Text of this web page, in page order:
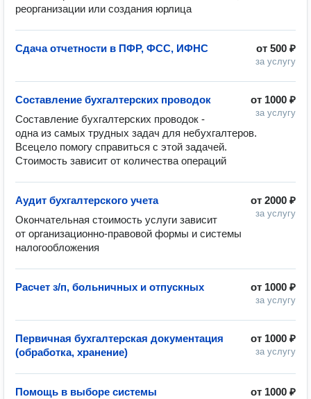
реорганизации или создания юрлица
от 500 ₽
за услугу
Сдача отчетности в ПФР, ФСС, ИФНС
от 1000 ₽
за услугу
Составление бухгалтерских проводок
Составление бухгалтерских проводок -
одна из самых трудных задач для небухгалтеров.
Всецело помогу справиться с этой задачей.
Стоимость зависит от количества операций
от 2000 ₽
за услугу
Аудит бухгалтерского учета
Окончательная стоимость услуги зависит
от организационно-правовой формы и системы
налогообложения
от 1000 ₽
за услугу
Расчет з/п, больничных и отпускных
от 1000 ₽
за услугу
Первичная бухгалтерская документация
(обработка, хранение)
от 1000 ₽
Помощь в выборе системы